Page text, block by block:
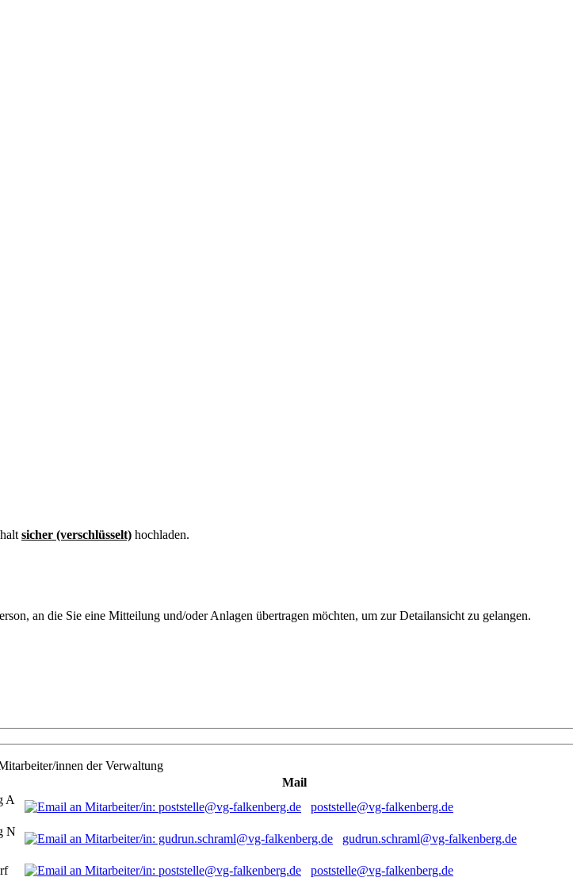
sicher (verschlüsselt) hochladen.
an die Sie eine Mitteilung und/oder Anlagen übertragen möchten, um zur Detailansicht zu gelangen.
innen der Verwaltung
Mail
A
poststelle@vg-falkenberg.de
N
gudrun.schraml@vg-falkenberg.de
poststelle@vg-falkenberg.de